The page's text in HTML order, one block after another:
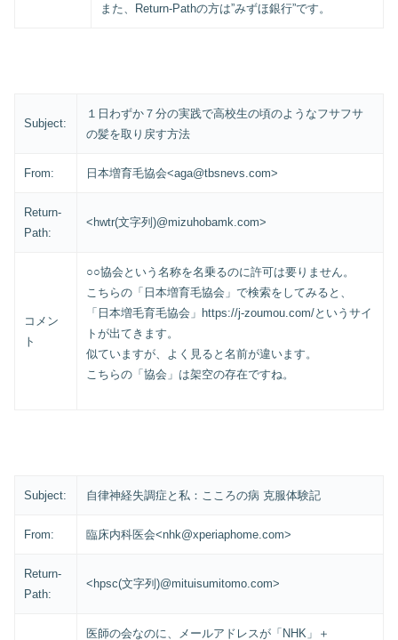
また、Return-Pathの方は”みずほ銀行”です。
Subject:
１日わずか７分の実践で高校生の頃のようなフサフサ
の髪を取り戻す方法
From: 日本増育毛協会<aga@tbsnevs.com>
Return-
Path:
<hwtr(文字列)@mizuhobamk.com>
コメン
ト
○○協会という名称を名乗るのに許可は要りません。
こちらの「日本増育毛協会」で検索をしてみると、
「日本増毛育毛協会」https://j-zoumou.com/というサイ
トが出てきます。
似ていますが、よく見ると名前が違います。
こちらの「協会」は架空の存在ですね。
Subject: 自律神経失調症と私：こころの病 克服体験記
From: 臨床内科医会<nhk@xperiaphome.com>
Return-
Path:
<hpsc(文字列)@mituisumitomo.com>
医師の会なのに、メールアドレスが「NHK」＋